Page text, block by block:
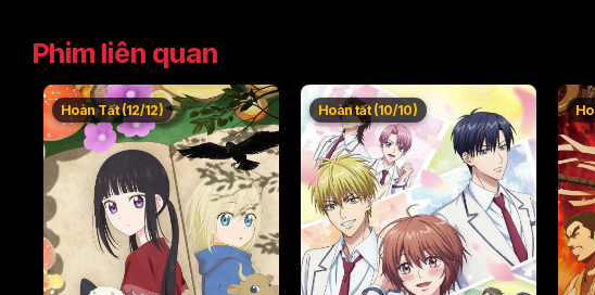
Phim liên quan
Hoàn Tất (12/12) Hoàn tất (10/10)